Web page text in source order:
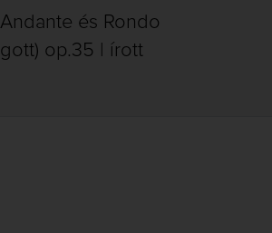
és Rondo
op.35 | írott